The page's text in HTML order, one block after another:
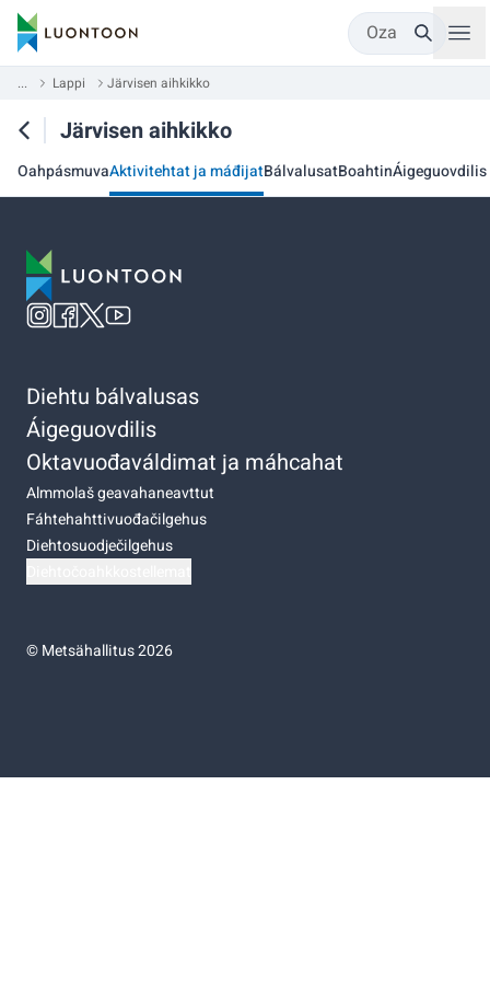
Oza
... Lappi Järvisen aihkikko
Järvisen aihkikko
OahpásmuvaAktivitehtat ja máđijatBálvalusatBoahtinÁigeguovdilis
Diehtu bálvalusas
Áigeguovdilis
Oktavuođaváldimat ja máhcahat
Almmolaš geavahaneavttut
Fáhtehahttivuođačilgehus
Diehtosuodječilgehus
©Metsähallitus 2026